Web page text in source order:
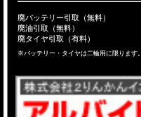
廃バッテリー引取（無料）
廃油引取（無料）
廃タイヤ引取（有料）
※バッテリー・タイヤは二輪用に限ります。